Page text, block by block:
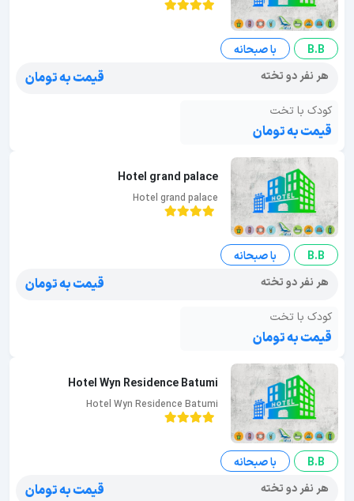
B.B
با صبحانه
هر نفر دو تخته
قیمت به تومان
کودک با تخت
قیمت به تومان
Hotel grand palace
Hotel grand palace
B.B
با صبحانه
هر نفر دو تخته
قیمت به تومان
کودک با تخت
قیمت به تومان
Hotel Wyn Residence Batumi
Hotel Wyn Residence Batumi
B.B
با صبحانه
هر نفر دو تخته
قیمت به تومان